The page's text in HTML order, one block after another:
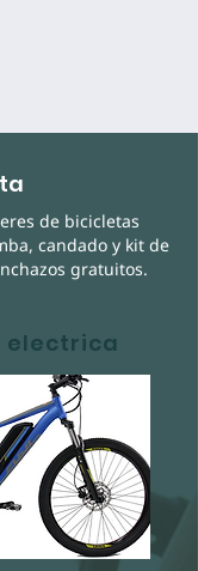
de bicicletas
candado y kit de
gratuitos.
electrica